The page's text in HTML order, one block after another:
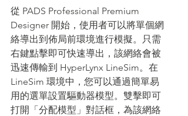
從 PADS Professional Premium
Designer 開始，使用者可以將單個網
絡導出到佈局前環境進行模擬。只需
右鍵點擊即可快速導出，該網絡會被
迅速傳輸到 HyperLynx LineSim。在
LineSim 環境中，您可以通過簡單易
用的選單設置驅動器模型。雙擊即可
打開「分配模型」對話框，為該網絡